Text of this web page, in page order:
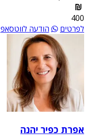
400
לפרטים
הודעה לווטסאפ
אפרת כפיר יהנה